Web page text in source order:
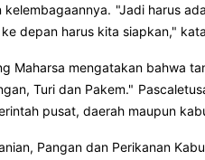
kelembagaannya. "Jadi harus
depan harus kita siapkan,"
Maharsa mengatakan bahwa
Turi dan Pakem."
pusat, daerah maupun
Pangan dan Perikanan